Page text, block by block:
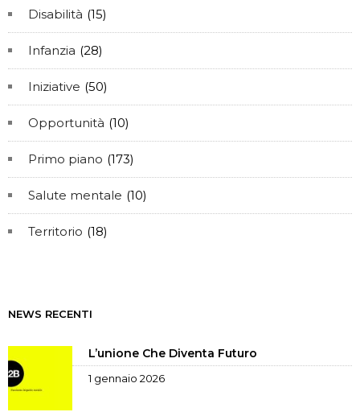
Disabilità (15)
Infanzia (28)
Iniziative (50)
Opportunità (10)
Primo piano (173)
Salute mentale (10)
Territorio (18)
NEWS RECENTI
L’unione Che Diventa Futuro
1 gennaio 2026